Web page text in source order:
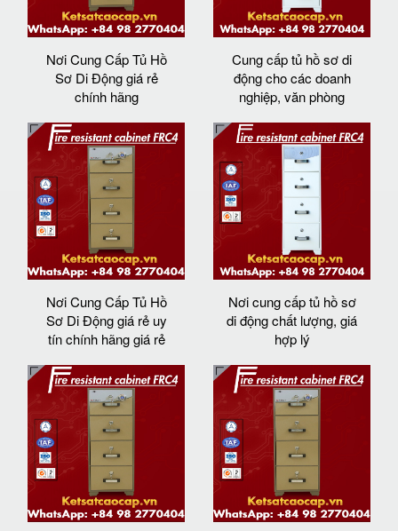
Nơi Cung Cấp Tủ Hồ
Sơ Di Động giá rẻ
chính hãng
Cung cấp tủ hồ sơ di
động cho các doanh
nghiệp, văn phòng
Nơi Cung Cấp Tủ Hồ
Sơ Di Động giá rẻ uy
tín chính hãng giá rẻ
Nơi cung cấp tủ hồ sơ
di động chất lượng, giá
hợp lý